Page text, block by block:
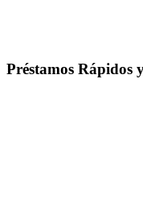
Préstamos Rápidos